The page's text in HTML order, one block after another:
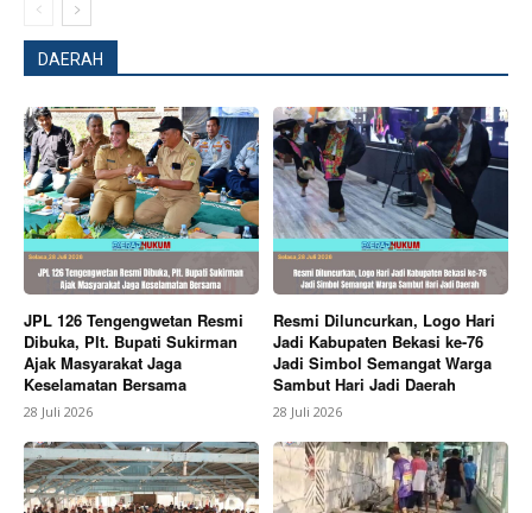
DAERAH
JPL 126 Tengengwetan Resmi
Dibuka, Plt. Bupati Sukirman
Ajak Masyarakat Jaga
Keselamatan Bersama
28 Juli 2026
Resmi Diluncurkan, Logo Hari
Jadi Kabupaten Bekasi ke-76
Jadi Simbol Semangat Warga
Sambut Hari Jadi Daerah
28 Juli 2026